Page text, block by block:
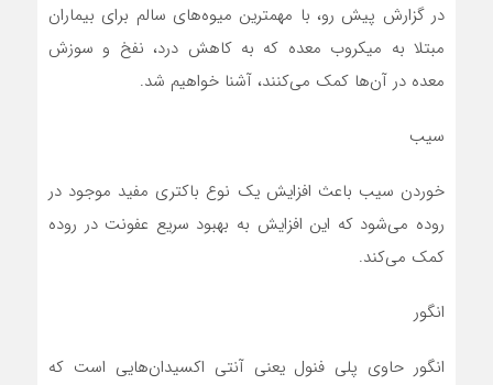
در گزارش پیش رو، با مهمترین میوه‌های سالم برای بیماران
مبتلا به میکروب معده که به کاهش درد، نفخ و سوزش
معده در آن‌ها کمک می‌کنند، آشنا خواهیم شد.
سیب
خوردن سیب باعث افزایش یک نوع باکتری مفید موجود در
روده می‌شود که این افزایش به بهبود سریع عفونت در روده
کمک می‌کند.
انگور
انگور حاوی پلی فنول یعنی آنتی اکسیدان‌هایی است که